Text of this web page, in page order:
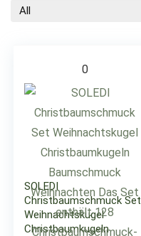
All
0
SOLEDI
Christbaumschmuck Set
Weihnachtskugel
Christbaumkugeln